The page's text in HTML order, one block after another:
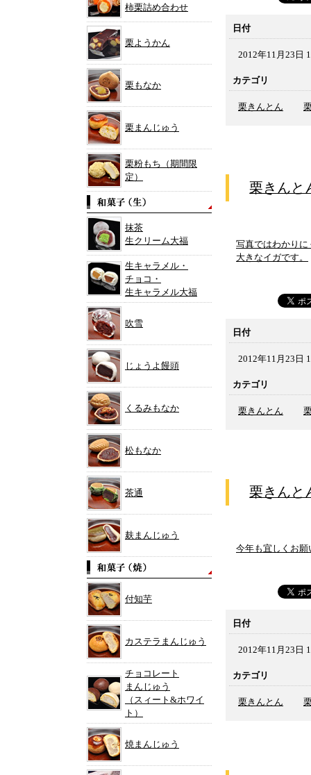
柿栗詰め合わせ
栗ようかん
栗もなか
栗まんじゅう
栗粉もち（期間限
定）
抹茶
生クリーム大福
生キャラメル・
チョコ・
生キャラメル大福
吹雪
じょうよ饅頭
くるみもなか
松もなか
茶通
麸まんじゅう
付知芋
カステラまんじゅう
チョコレート
まんじゅう
（スィート&ホワイ
ト）
焼まんじゅう
日付
2012年11月23日
カテゴリ
栗きんとん
栗きん
写真ではわかりに
大きなイガです。
日付
2012年11月23日
カテゴリ
栗きんとん
栗きん
今年も宜しくお願
日付
2012年11月23日
カテゴリ
栗きんとん